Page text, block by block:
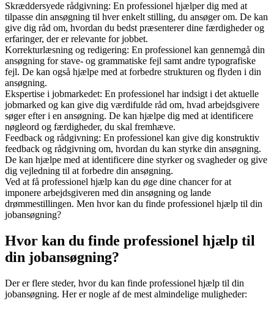
Skræddersyede rådgivning: En professionel hjælper dig med at
tilpasse din ansøgning til hver enkelt stilling, du ansøger om. De kan
give dig råd om, hvordan du bedst præsenterer dine færdigheder og
erfaringer, der er relevante for jobbet.
Korrekturlæsning og redigering: En professionel kan gennemgå din
ansøgning for stave- og grammatiske fejl samt andre typografiske
fejl. De kan også hjælpe med at forbedre strukturen og flyden i din
ansøgning.
Ekspertise i jobmarkedet: En professionel har indsigt i det aktuelle
jobmarked og kan give dig værdifulde råd om, hvad arbejdsgivere
søger efter i en ansøgning. De kan hjælpe dig med at identificere
nøgleord og færdigheder, du skal fremhæve.
Feedback og rådgivning: En professionel kan give dig konstruktiv
feedback og rådgivning om, hvordan du kan styrke din ansøgning.
De kan hjælpe med at identificere dine styrker og svagheder og give
dig vejledning til at forbedre din ansøgning.
Ved at få professionel hjælp kan du øge dine chancer for at
imponere arbejdsgiveren med din ansøgning og lande
drømmestillingen. Men hvor kan du finde professionel hjælp til din
jobansøgning?
Hvor kan du finde professionel hjælp til
din jobansøgning?
Der er flere steder, hvor du kan finde professionel hjælp til din
jobansøgning. Her er nogle af de mest almindelige muligheder: